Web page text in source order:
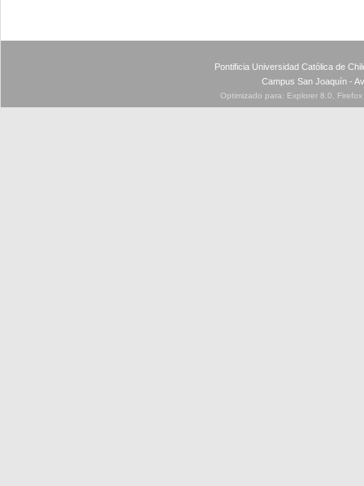
Pontificia Universidad Católica de
Campus San Joaquín -
Optimizado para: Explorer 8.0,